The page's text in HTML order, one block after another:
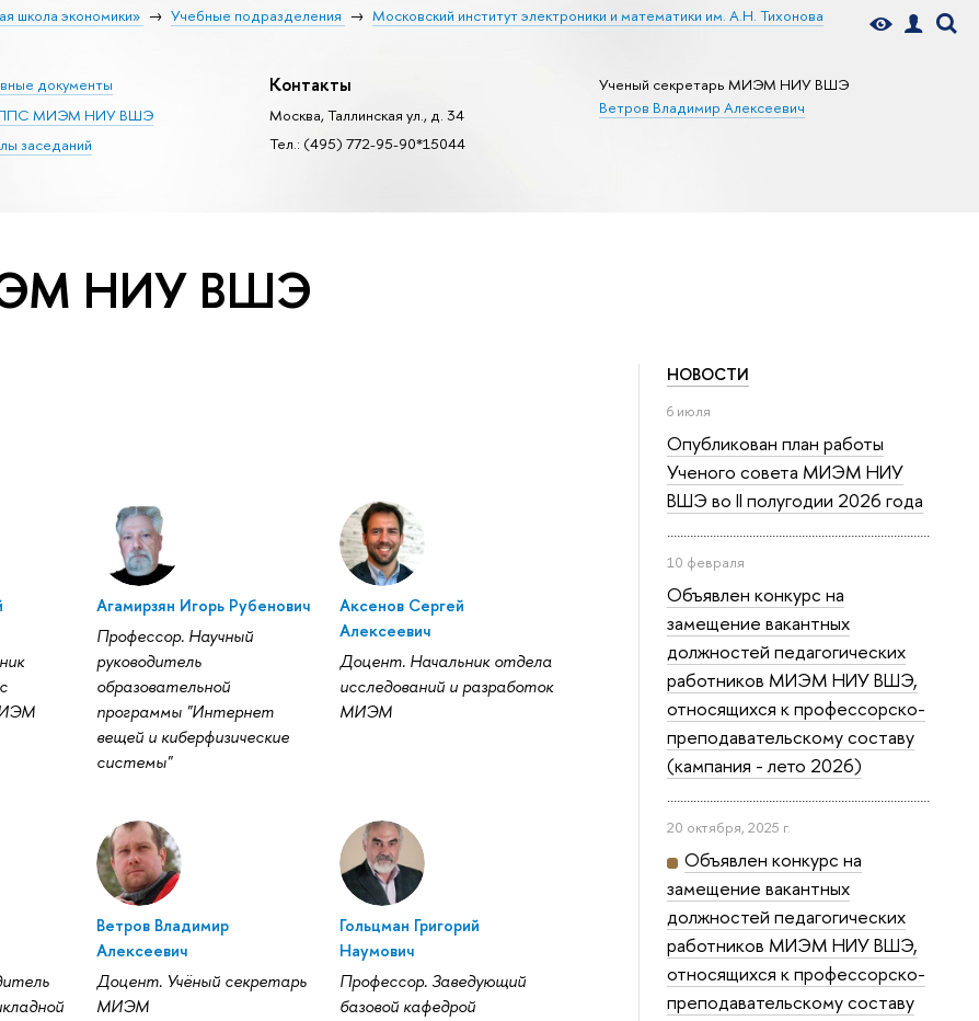
школа экономики» Учебные подразделения
Московский институт электроники и математики им. А.Н. Тихонова
документы
ППС МИЭМ НИУ ВШЭ
заседаний
Контакты
Москва, Таллинская ул., д. 34
Тел.: (495) 772-95-90*15044
Ученый секретарь МИЭМ НИУ ВШЭ
Ветров Владимир Алексеевич
НИУ ВШЭ
НОВОСТИ
6 июля
Опубликован план работы
Ученого совета МИЭМ НИУ
ВШЭ во II полугодии 2026 года
10 февраля
Объявлен конкурс на
замещение вакантных
должностей педагогических
работников МИЭМ НИУ ВШЭ,
относящихся к профессорско-
преподавательскому составу
(кампания - лето 2026)
20 октября, 2025 г.
Объявлен конкурс на
замещение вакантных
должностей педагогических
работников МИЭМ НИУ ВШЭ,
относящихся к профессорско-
преподавательскому составу
Агамирзян Игорь Рубенович
Профессор. Научный
руководитель
образовательной
программы "Интернет
вещей и киберфизические
системы"
Аксенов Сергей
Алексеевич
Доцент. Начальник отдела
исследований и разработок
МИЭМ
Ветров Владимир
Алексеевич
Доцент. Учёный секретарь
МИЭМ
Гольцман Григорий
Наумович
Профессор. Заведующий
базовой кафедрой